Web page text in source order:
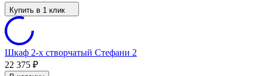
Купить в 1 клик
Шкаф 2-х створчатый Стефани 2
22 375 ₽